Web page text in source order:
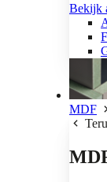
Bekijk
MDF